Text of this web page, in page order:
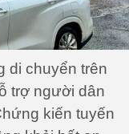
di chuyển trên
trợ người dân
kiến tuyến